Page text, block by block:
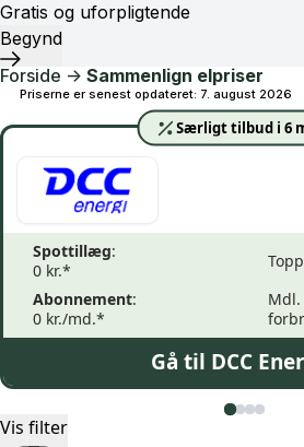
Gratis og uforpligtende
Begynd
Forside -> Sammenlign elpriser
Priserne er senest opdateret: 7. august 2026
Særligt tilbud i 6
Spottillæg:
0 kr.*
Abonnement:
0 kr./md.*
Gå til DCC
Vis filter